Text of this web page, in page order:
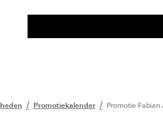
Promotiekalender Promotie